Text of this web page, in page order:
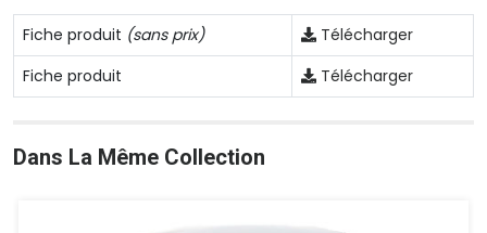
Fiche produit (sans prix)
Télécharger
Fiche produit
Télécharger
Dans La Même Collection